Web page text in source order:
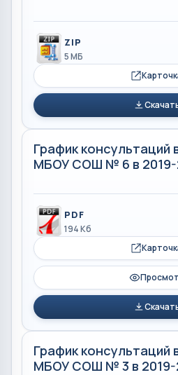
ZIP
5 МБ
График консультаций
МБОУ СОШ № 6 в 2019-
PDF
194 Кб
График консультаций
МБОУ СОШ № 3 в 2019-